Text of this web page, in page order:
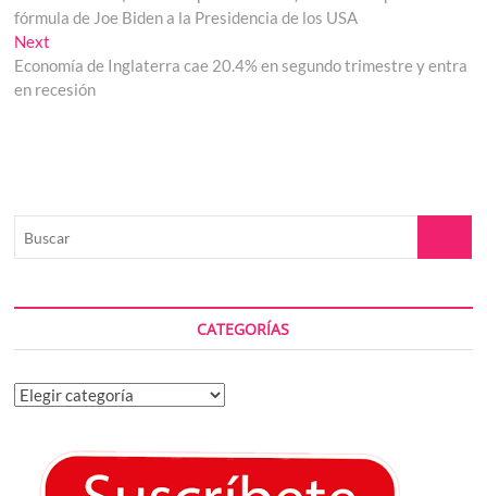
de
entradas
fórmula de Joe Biden a la Presidencia de los USA
Next
post:
Economía de Inglaterra cae 20.4% en segundo trimestre y entra
en recesión
CATEGORÍAS
Categorías